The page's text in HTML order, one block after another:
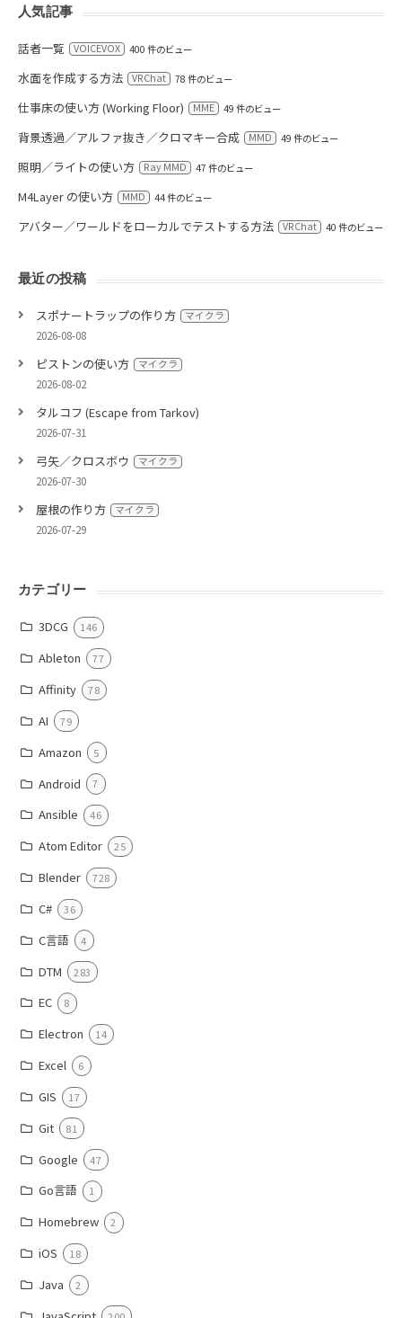
人気記事
話者一覧 VOICEVOX 400 件のビュー
水面を作成する方法 VRChat 78 件のビュー
仕事床の使い方 (Working Floor) MME 49 件のビュー
背景透過／アルファ抜き／クロマキー合成 MMD 49 件のビュー
照明／ライトの使い方 Ray MMD 47 件のビュー
M4Layer の使い方 MMD 44 件のビュー
アバター／ワールドをローカルでテストする方法 VRChat 40 件のビュー
最近の投稿
スポナートラップの作り方 マイクラ
2026-08-08
ピストンの使い方 マイクラ
2026-08-02
タルコフ (Escape from Tarkov)
2026-07-31
弓矢／クロスボウ マイクラ
2026-07-30
屋根の作り方 マイクラ
2026-07-29
カテゴリー
3DCG 146
Ableton 77
Affinity 78
AI 79
Amazon 5
Android 7
Ansible 46
Atom Editor 25
Blender 728
C# 36
C言語 4
DTM 283
EC 8
Electron 14
Excel 6
GIS 17
Git 81
Google 47
Go言語 1
Homebrew 2
iOS 18
Java 2